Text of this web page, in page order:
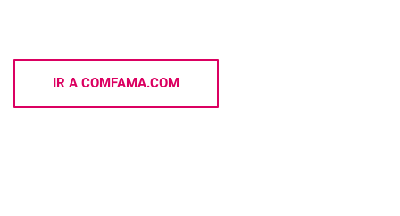
IR A COMFAMA.COM